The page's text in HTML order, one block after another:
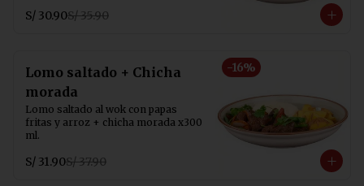
S/ 30.90S/ 35.90
-16%
Lomo saltado + Chicha
morada
Lomo saltado al wok con papas
fritas y arroz + chicha morada x300
ml.
S/ 31.90S/ 37.90